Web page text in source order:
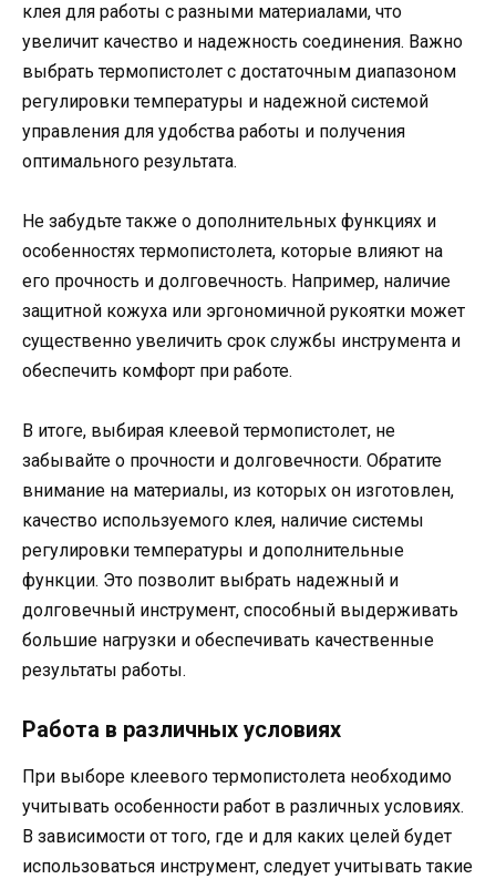
клея для работы с разными материалами, что
увеличит качество и надежность соединения. Важно
выбрать термопистолет с достаточным диапазоном
регулировки температуры и надежной системой
управления для удобства работы и получения
оптимального результата.
Не забудьте также о дополнительных функциях и
особенностях термопистолета, которые влияют на
его прочность и долговечность. Например, наличие
защитной кожуха или эргономичной рукоятки может
существенно увеличить срок службы инструмента и
обеспечить комфорт при работе.
В итоге, выбирая клеевой термопистолет, не
забывайте о прочности и долговечности. Обратите
внимание на материалы, из которых он изготовлен,
качество используемого клея, наличие системы
регулировки температуры и дополнительные
функции. Это позволит выбрать надежный и
долговечный инструмент, способный выдерживать
большие нагрузки и обеспечивать качественные
результаты работы.
Работа в различных условиях
При выборе клеевого термопистолета необходимо
учитывать особенности работ в различных условиях.
В зависимости от того, где и для каких целей будет
использоваться инструмент, следует учитывать такие